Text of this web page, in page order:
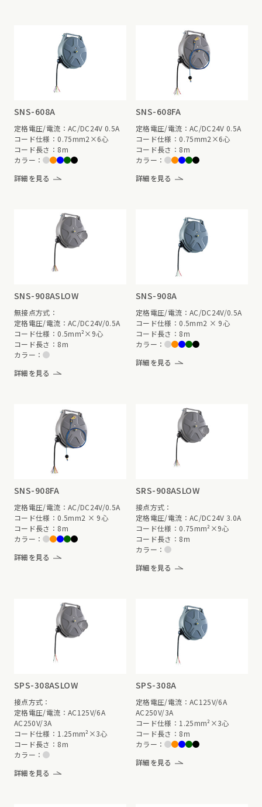
SNS-608A
定格電圧/電流：AC/DC24V 0.5A
コード仕様：0.75mm2×6心
コード長さ：8m
カラー：
詳細を見る
SNS-608FA
定格電圧/電流：AC/DC24V 0.5A
コード仕様：0.75mm2×6心
コード長さ：8m
カラー：
詳細を見る
SNS-908ASLOW
無接点方式：
定格電圧/電流：AC/DC24V/0.5A
コード仕様：0.5mm²×9心
コード長さ：8m
カラー：
詳細を見る
SNS-908A
定格電圧/電流：AC/DC24V/0.5A
コード仕様：0.5mm2 × 9心
コード長さ：8m
カラー：
詳細を見る
SNS-908FA
定格電圧/電流：AC/DC24V/0.5A
コード仕様：0.5mm2 × 9心
コード長さ：8m
カラー：
詳細を見る
SRS-908ASLOW
接点方式：
定格電圧/電流：AC/DC24V 3.0A
コード仕様：0.75mm²×9心
コード長さ：8m
カラー：
詳細を見る
SPS-308ASLOW
接点方式：
定格電圧/電流：AC125V/6A
AC250V/3A
コード仕様：1.25mm²×3心
コード長さ：8m
カラー：
詳細を見る
SPS-308A
定格電圧/電流：AC125V/6A
AC250V/3A
コード仕様：1.25mm²×3心
コード長さ：8m
カラー：
詳細を見る